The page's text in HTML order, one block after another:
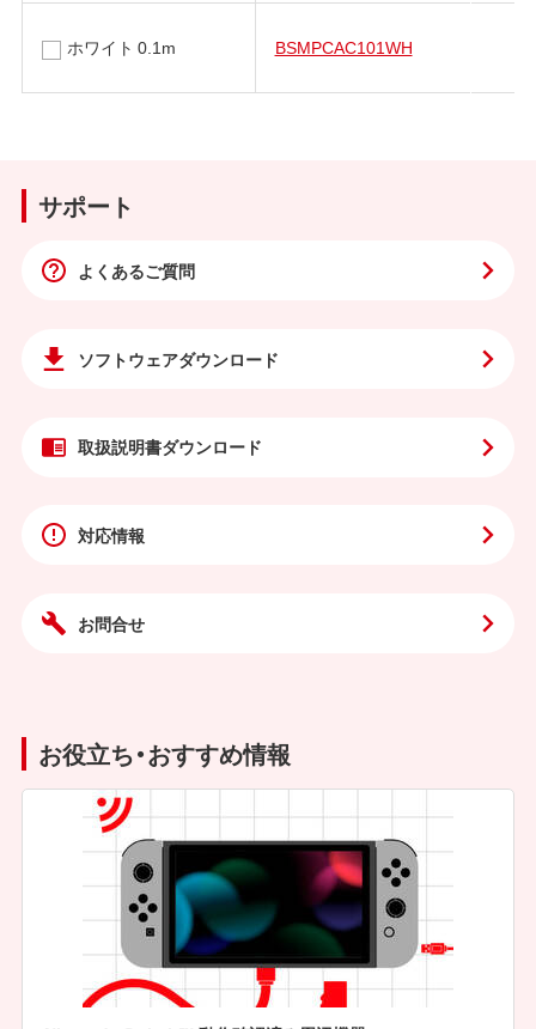
ホワイト 0.1m BSMPCAC101WH
サポート
よくあるご質問
ソフトウェアダウンロード
取扱説明書ダウンロード
対応情報
お問合せ
お役立ち・おすすめ情報